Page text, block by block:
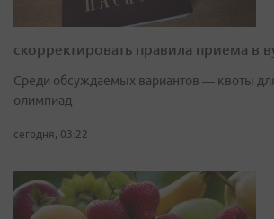
скорректировать правила приема в
Среди обсуждаемых вариантов — квоты
олимпиад
сегодня, 03:22